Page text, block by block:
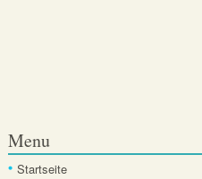
Menu
Startseite